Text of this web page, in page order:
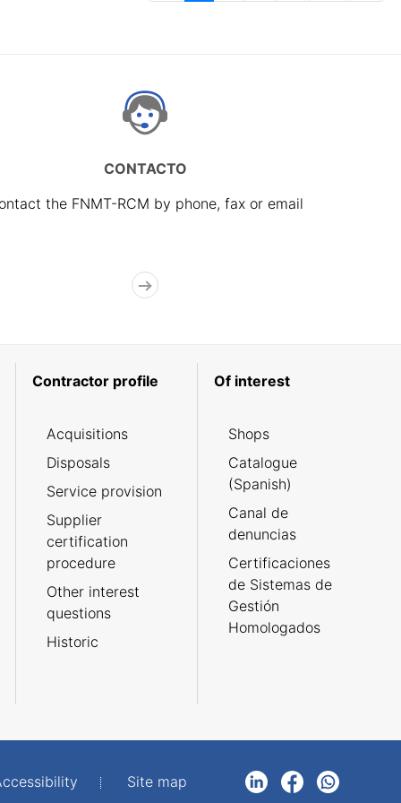
CONTACTO
the FNMT-RCM by phone, fax or email
Contractor profile
Acquisitions
Disposals
Service provision
Supplier
certification
procedure
Other interest
questions
Historic
Of interest
Shops
Catalogue
(Spanish)
Canal de
denuncias
Certificaciones
de Sistemas de
Gestión
Homologados
Site map
LinkedInFacebookWhatsApp